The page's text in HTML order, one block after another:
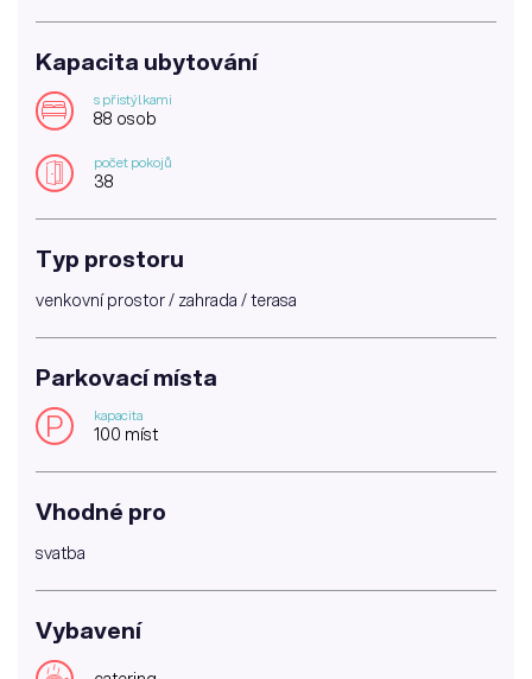
Kapacita ubytování
s přistýlkami
88 osob
počet pokojů
38
Typ prostoru
venkovní prostor / zahrada / terasa
Parkovací místa
P kapacita
100 míst
Vhodné pro
svatba
Vybavení